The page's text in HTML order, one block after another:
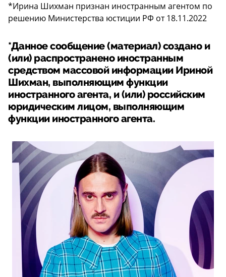
*Ирина Шихман признан иностранным агентом по
решению Министерства юстиции РФ от 18.11.2022
*Данное сообщение (материал) создано и
(или) распространено иностранным
средством массовой информации Ириной
Шихман, выполняющим функции
иностранного агента, и (или) российским
юридическим лицом, выполняющим
функции иностранного агента.